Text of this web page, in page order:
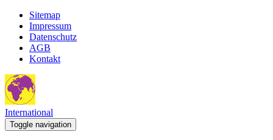
Sitemap
Impressum
Datenschutz
AGB
Kontakt
International
Toggle navigation